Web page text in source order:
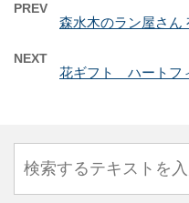
PREV
森水木のラン屋さん
NEXT
花ギフト ハートフ